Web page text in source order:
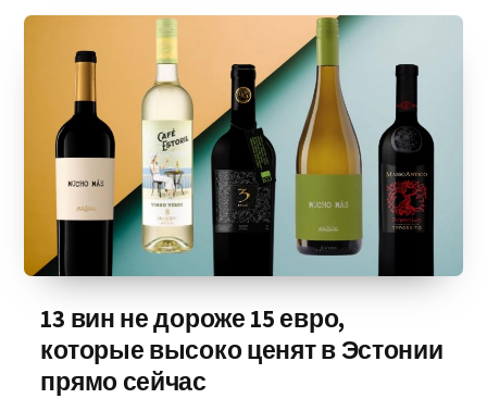
13 вин не дороже 15 евро,
которые высоко ценят в Эстонии
прямо сейчас